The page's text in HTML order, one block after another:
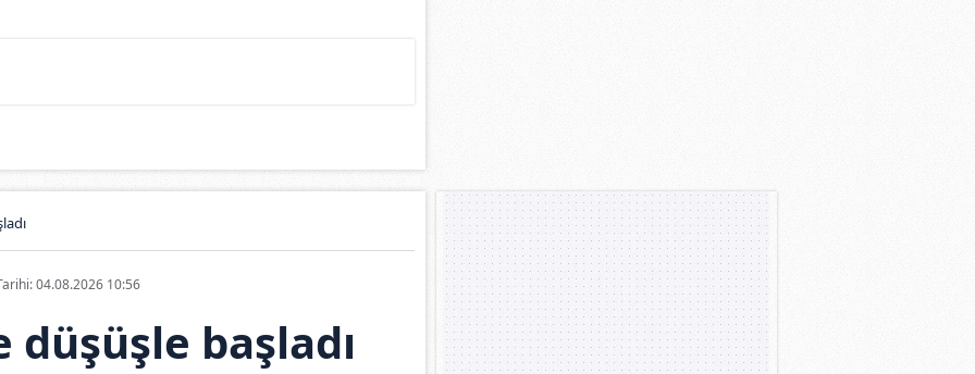
04.08.2026 10:56
düşüşle başladı